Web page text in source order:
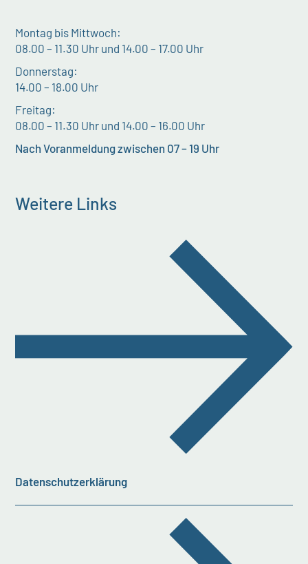
Montag bis Mittwoch:
08.00 – 11.30 Uhr und 14.00 – 17.00 Uhr
Donnerstag:
14.00 – 18.00 Uhr
Freitag:
08.00 – 11.30 Uhr und 14.00 – 16.00 Uhr
Nach Voranmeldung zwischen 07 – 19 Uhr
Weitere Links
Datenschutzerklärung